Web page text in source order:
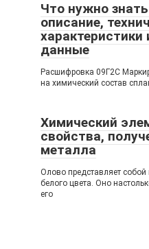
Что нужно
описание,
данные
Расшифровка 09Г2С
на химический состав
Химический
свойства,
металла
Олово представляет собой
белого цвета. Оно
его